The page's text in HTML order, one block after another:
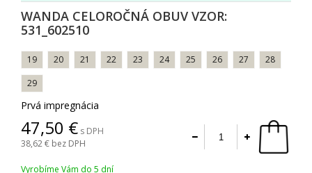
WANDA CELOROČNÁ OBUV VZOR:
531_602510
19 20 21 22 23 24 25 26 27
28
29
Prvá impregnácia
47,50
s DPH
38,62 bez DPH
Vyrobíme Vám do 5 dní